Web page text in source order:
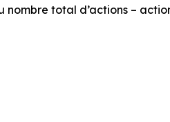
total d’actions –